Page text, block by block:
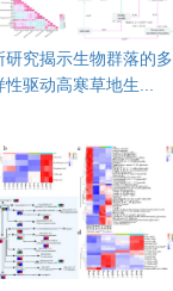
研究揭示生物群落的多
性驱动高寒草地生...